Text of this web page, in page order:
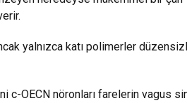
yalnızca katı polimerler
c-OECN nöronları farelerin vagus